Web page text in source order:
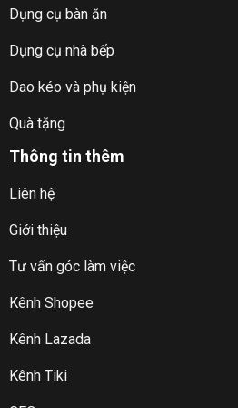
Dụng cụ bàn ăn
Dụng cụ nhà bếp
Dao kéo và phụ kiện
Quà tặng
Thông tin thêm
Liên hệ
Giới thiệu
Tư vấn góc làm việc
Kênh Shopee
Kênh Lazada
Kênh Tiki